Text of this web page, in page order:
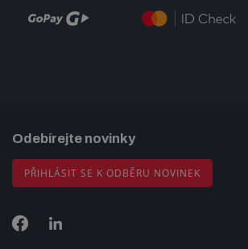
Odebírejte novinky
PŘIHLÁSIT SE K ODBĚRU NOVINEK